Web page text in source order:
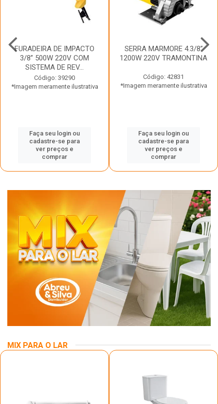
FURADEIRA DE IMPACTO
3/8” 500W 220V COM
SISTEMA DE REV...
Código: 39290
*Imagem meramente ilustrativa
Faça seu login ou
cadastre-se para
ver preços e
comprar
SERRA MARMORE 4.3/8”
1200W 220V TRAMONTINA
Código: 42831
*Imagem meramente ilustrativa
Faça seu login ou
cadastre-se para
ver preços e
comprar
MIX PARA O LAR